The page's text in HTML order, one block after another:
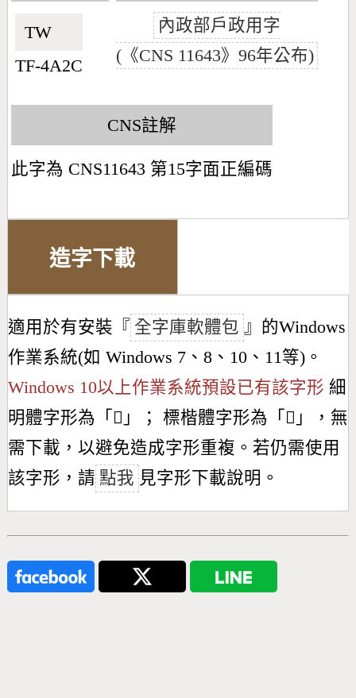
TW🇹🇼
TF-4A2C
內政部戶政用字
(《CNS 11643》96年公布)
CNS註解
此字為 CNS11643 第15字面正編碼
造字下載
適用於有安裝『 全字庫軟體包 』的Windows
作業系統(如 Windows 7、8、10、11等)。
Windows 10以上作業系統預設已有該字形 細
明體字形為「 𤰊 」； 標楷體字形為「 𤰊 」，無
需下載，以避免造成字形重複。若仍需使用
該字形，請 點我 見字形下載說明。